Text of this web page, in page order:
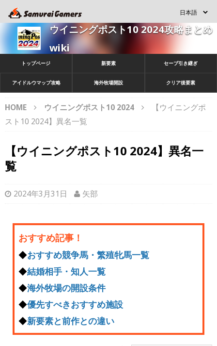
ウイニングポスト10 2024攻略まとめ
wiki
トップページ 新要素 セーブ引き継ぎ
アイドルウマップ攻略 海外牧場開設 クリア後要素
HOME ウイニングポスト10 2024
【ウイニングポ
スト10 2024】異名一覧
【ウイニングポスト10 2024】異名一
覧
2024年3月31日 矢部
おすすめ記事！
◆おすすめ競争馬・繁殖牝馬一覧
◆結婚相手・知人一覧
◆海外牧場の開設条件
◆優先すべきおすすめ施設
◆新要素と前作との違い